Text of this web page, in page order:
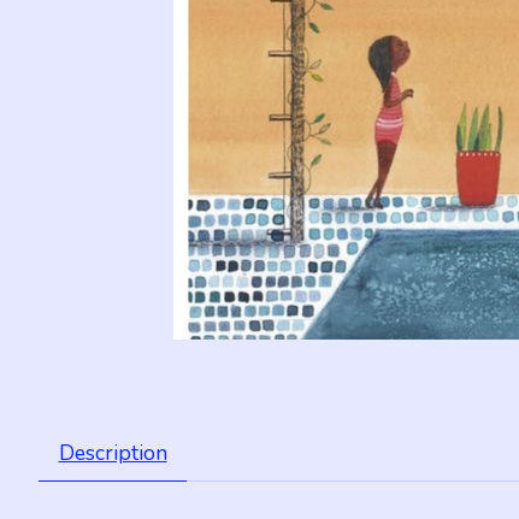
Description